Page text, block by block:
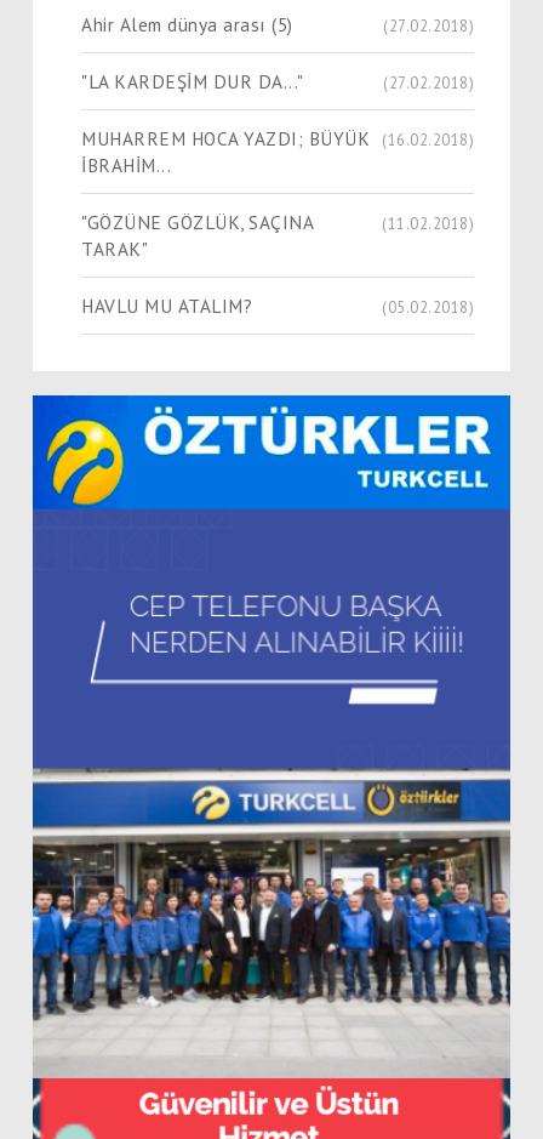
Ahir Alem dünya arası (5) (27.02.2018)
"LA KARDEŞİM DUR DA..." (27.02.2018)
MUHARREM HOCA YAZDI; BÜYÜK
İBRAHİM...
(16.02.2018)
"GÖZÜNE GÖZLÜK, SAÇINA
TARAK"
(11.02.2018)
HAVLU MU ATALIM? (05.02.2018)